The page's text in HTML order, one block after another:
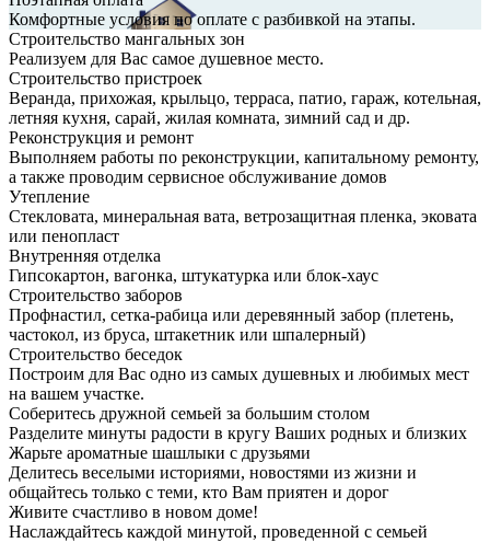
Комфортные условия по оплате с разбивкой на этапы.
Строительство мангальных зон
Реализуем для Вас самое душевное место.
Строительство пристроек
Веранда, прихожая, крыльцо, терраса, патио, гараж, котельная,
летняя кухня, сарай, жилая комната, зимний сад и др.
Реконструкция и ремонт
Выполняем работы по реконструкции, капитальному ремонту,
а также проводим сервисное обслуживание домов
Утепление
Стекловата, минеральная вата, ветрозащитная пленка, эковата
или пенопласт
Внутренняя отделка
Гипсокартон, вагонка, штукатурка или блок-хаус
Строительство заборов
Профнастил, сетка-рабица или деревянный забор (плетень,
частокол, из бруса, штакетник или шпалерный)
Строительство беседок
Построим для Вас одно из самых душевных и любимых мест
на вашем участке.
Соберитесь дружной семьей за большим столом
Разделите минуты радости в кругу Ваших родных и близких
Жарьте ароматные шашлыки с друзьями
Делитесь веселыми историями, новостями из жизни и
общайтесь только с теми, кто Вам приятен и дорог
Живите счастливо в новом доме!
Наслаждайтесь каждой минутой, проведенной с семьей